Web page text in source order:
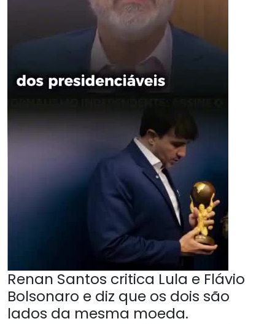
Renan Santos critica Lula e Flávio
Bolsonaro e diz que os dois são
lados da mesma moeda.